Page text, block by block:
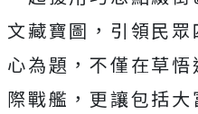
文藏寶圖，引領民
心為題，不僅在草
際戰艦，更讓包括大